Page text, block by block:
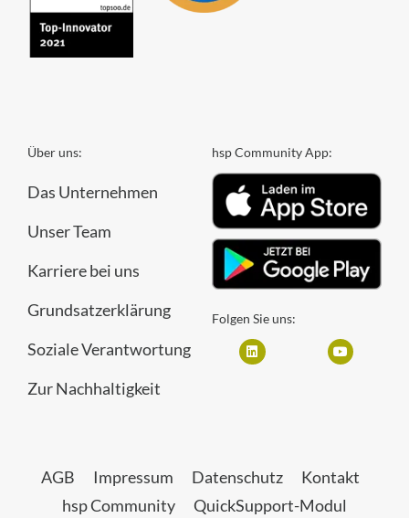
hsp Community App:
Folgen Sie uns:
AGB Impressum Datenschutz
Kontakt